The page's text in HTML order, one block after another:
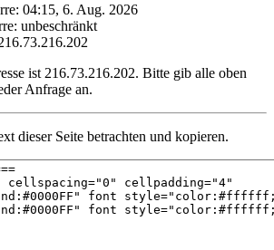
04:15, 6. Aug. 2026
unbeschränkt
ist 216.73.216.202. Bitte gib alle oben
Anfrage an.
dieser Seite betrachten und kopieren.